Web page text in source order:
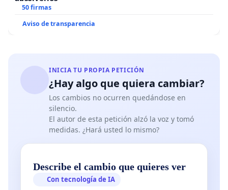
50 firmas
Aviso de transparencia
INICIA TU PROPIA PETICIÓN
¿Hay algo que quiera cambiar?
Los cambios no ocurren quedándose en
silencio.
El autor de esta petición alzó la voz y tomó
medidas. ¿Hará usted lo mismo?
Describe el cambio que quieres ver
Con tecnología de IA